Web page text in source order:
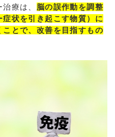
療は、 脳の誤作動を調整
状を引き起こす物質）に
とで、改善を目指すもの